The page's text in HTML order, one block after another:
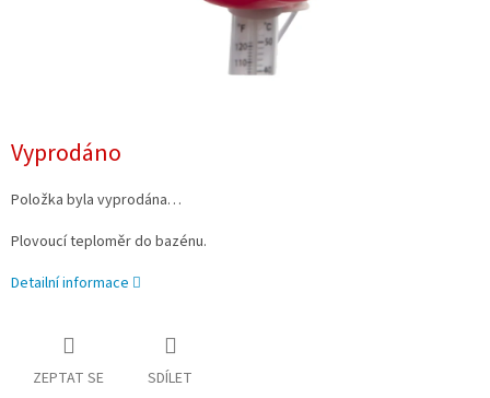
Vyprodáno
Položka byla vyprodána…
Plovoucí teploměr do bazénu.
Detailní informace
ZEPTAT SE SDÍLET